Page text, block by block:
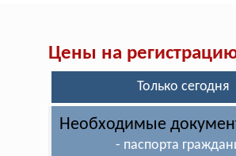
Цены на
Только сегодня
Необходимые
- паспорта